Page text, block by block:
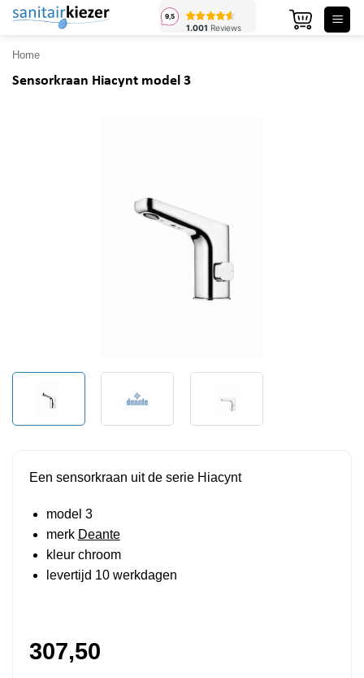
Ga
inhoud
Home
Sensorkraan Hiacynt model 3
Een sensorkraan uit de serie Hiacynt
model 3
merk Deante
kleur chroom
levertijd 10 werkdagen
307,50